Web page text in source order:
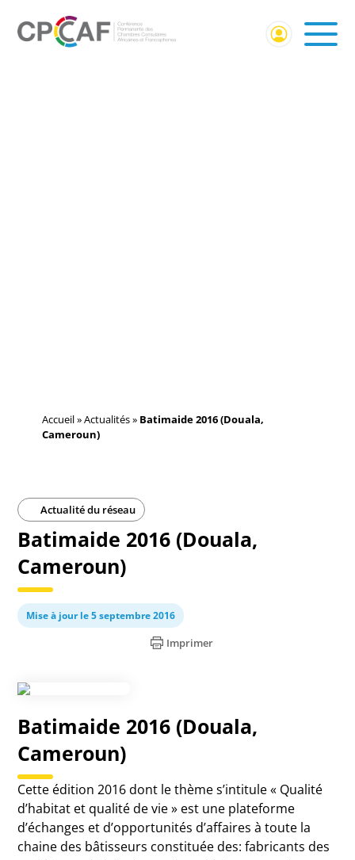
Accueil»Actualités» Batimaide 2016 (Douala,
Cameroun)
Actualité du réseau
Batimaide 2016 (Douala,
Cameroun)
Mise à jour le 5 septembre 2016
Imprimer
Batimaide 2016 (Douala,
Cameroun)
Cette édition 2016 dont le thème s’intitule « Qualité
d’habitat et qualité de vie » est une plateforme
d’échanges et d’opportunités d’affaires à toute la
chaine des bâtisseurs constituée des: fabricants des